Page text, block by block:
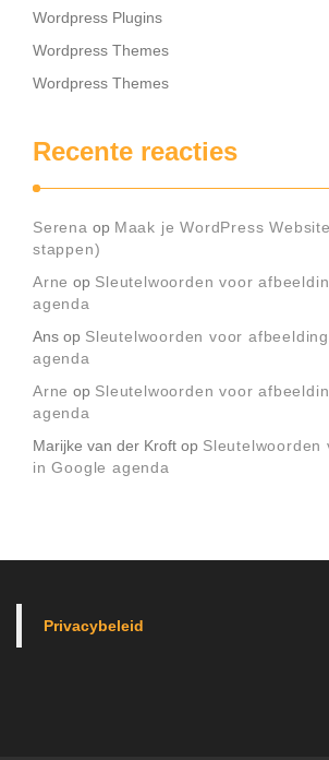
Wordpress Plugins
Wordpress Themes
Wordpress Themes
Recente reacties
Serena op Maak je WordPress
stappen)
Arne op Sleutelwoorden voor
agenda
Ans op Sleutelwoorden voor
agenda
Arne op Sleutelwoorden voor
agenda
Marijke van der Kroft op Sleutelwoorden
in Google agenda
Privacybeleid